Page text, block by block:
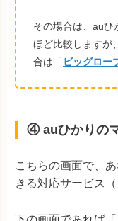
その場合は、auひ
ほど比較しますが
合は「ビッグロー
④ auひかりの
こちらの画面で、
きる対応サービス